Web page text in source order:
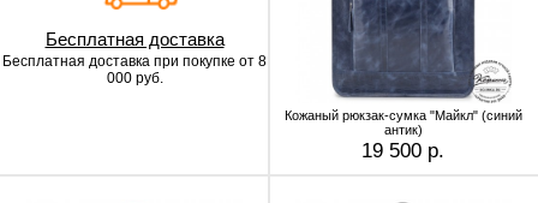
Бесплатная доставка
Бесплатная доставка при покупке от 8
000 руб.
Кожаный рюкзак-сумка "Майкл" (синий
антик)
19 500 р.